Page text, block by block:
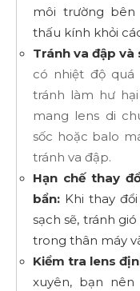
môi trường bên
thấu kính khỏi
Tránh va đập và
có nhiệt độ
tránh làm hư
mang lens di
sốc hoặc balo
tránh va đập.
Hạn chế thay
bẩn: Khi thay
sạch sẽ, tránh
trong thân máy
Kiểm tra lens
xuyên, bạn